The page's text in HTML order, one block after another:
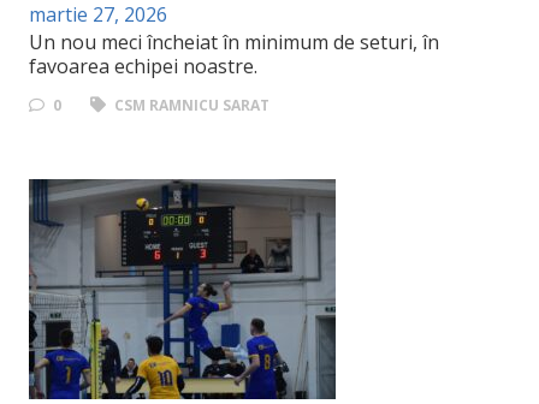
martie 27, 2026
Un nou meci încheiat în minimum de seturi, în
favoarea echipei noastre.
0 CSM RAMNICU SARAT